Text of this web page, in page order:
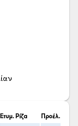
Ετυμ. Ρίζα Προέλ.